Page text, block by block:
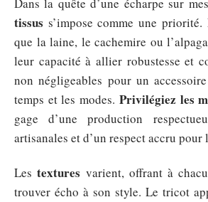
tissus s’impose comme une
que la laine, le cachemire ou
leur capacité à allier robustesse et
non négligeables pour un
temps et les modes. Privilégiez les
gage d’une production
artisanales et d’un respect accru pour
Lestextures varient, offrant à
trouver écho à son style. Le tricot